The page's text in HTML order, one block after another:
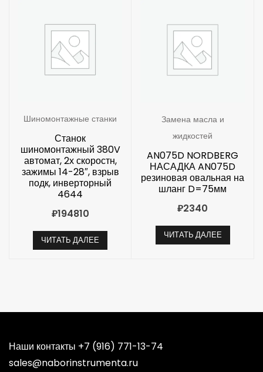
Шиномонтажные станки
Станок
шиномонтажный 380V
автомат, 2х скоростн,
зажимы 14-28″, взрыв
подк, инверторный
4644
₽194810
ЧИТАТЬ ДАЛЕЕ
Замена масла и
жидкостей
AN075D NORDBERG
НАСАДКА AN075D
резиновая овальная на
шланг D=75мм
₽2340
ЧИТАТЬ ДАЛЕЕ
Наши контакты +7 (916) 771-13-74
sales@naborinstrumenta.ru